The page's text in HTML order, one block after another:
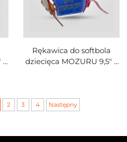
z
Rękawica do softbola
dziecięca MOZURU 9,5" z
2 3 4 Następny